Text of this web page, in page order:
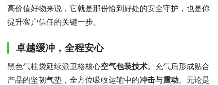
高价值好物来说，它就是那份恰到好处的安全守护，也是你
提升客户信任的关键一步。
卓越缓冲，全程安心
黑色气柱袋延续派卫格核心空气包装技术。充气后形成贴合
产品的坚韧气垫，全方位吸收运输中的冲击与震动。无论是